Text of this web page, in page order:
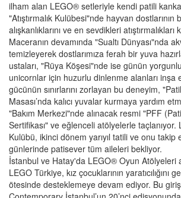
ilham alan LEGO® setleriyle kendi patili
"Atıştırmalık Kulübesi"nde hayvan dostlarının
alışkanlıklarını ve en sevdikleri atıştırmalıkları
Maceranın devamında "Sualtı Dünyası"nda
temizleyerek dostlarımıza ferah bir yuva
ustaları, "Rüya Köşesi"nde ise günün
unicornlar için huzurlu dinlenme alanları inşa
gücünün sınırlarını zorlayan bu deneyim,
Masası’nda kalıcı yuvalar kurmaya yardım
"Bakım Merkezi"nde alınacak resmi "PFF
Sertifikası" ve eğlenceli atölyelerle
Kulübü, ikinci dönem yarıyıl tatili ve onu takip
günlerinde patisever tüm aileleri bekliyor.
İstanbul ve Hatay'da LEGO® Oyun Atölyeleri
LEGO Türkiye, kız çocuklarının yaratıcılığını
ötesinde desteklemeye devam ediyor. Bu